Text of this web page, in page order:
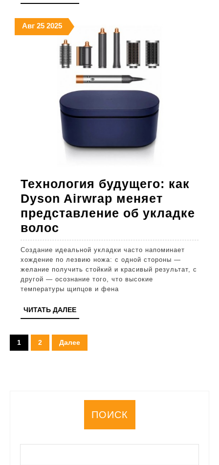
качество
ДАЛЕЕ
Авг25.08.2025
2525.08.2025
202525.08.2025
Технология будущего: как
Dyson Airwrap меняет
представление об укладке
волос
будущего:
как
Dyson
Airwrap
представление
укладке
Создание идеальной укладки часто напоминает
хождение по лезвию ножа: с одной стороны —
желание получить стойкий и красивый результат, с
другой — осознание того, что высокие
температуры щипцов и фена
ЧИТАТЬ ДАЛЕЕЧИТАТЬ
ДАЛЕЕ
Пагинация
записей
1 2 Далее
ПОИСК